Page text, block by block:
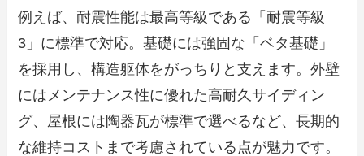
例えば、耐震性能は最高等級である「耐震等級
3」に標準で対応。基礎には強固な「ベタ基礎」
を採用し、構造躯体をがっちりと支えます。外壁
にはメンテナンス性に優れた高耐久サイディン
グ、屋根には陶器瓦が標準で選べるなど、長期的
な維持コストまで考慮されている点が魅力です。